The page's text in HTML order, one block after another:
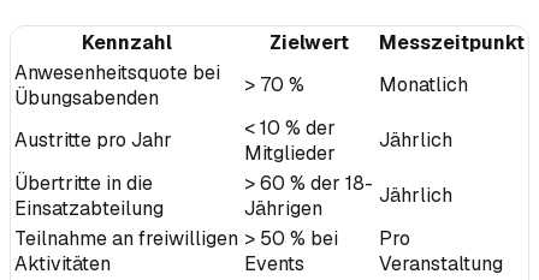
Kennzahl Zielwert
Messzeitpunkt
Anwesenheitsquote bei
Übungsabenden
> 70 % Monatlich
Austritte pro Jahr
< 10 % der
Mitglieder
Jährlich
Übertritte in die
Einsatzabteilung
> 60 % der 18-
Jährigen
Jährlich
Teilnahme an freiwilligen
Aktivitäten
> 50 % bei
Events
Pro
Veranstaltung